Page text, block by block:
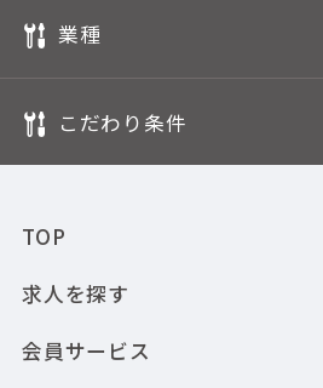
業種
こだわり条件
TOP
求人を探す
会員サービス